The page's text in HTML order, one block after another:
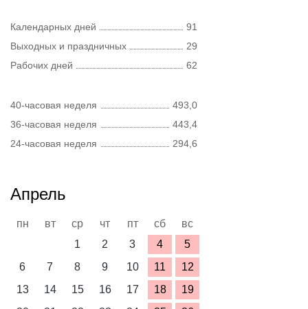
Календарных дней
91
Выходных и праздничных
29
Рабочих дней
62
40-часовая неделя
493,0
36-часовая неделя
443,4
24-часовая неделя
294,6
Апрель
пн вт ср чт пт сб
вс
1
2 3 4
5
6
7 8 9 10 11
12
13
14 15 16 17 18
19